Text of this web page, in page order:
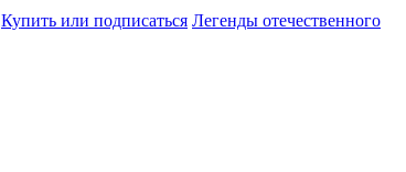
Купить или подписаться Легенды отечественного